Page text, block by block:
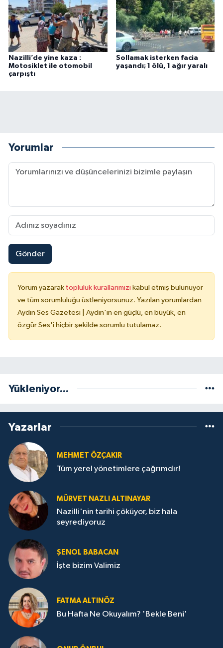
Nazilli’de yine kaza :
Motosiklet ile otomobil
çarpıştı
Sollamak isterken facia
yaşandı; 1 ölü, 1 ağır yaralı
Yorumlar
Gönder
Yorum yazarak topluluk kurallarımızı kabul etmiş bulunuyor
ve tüm sorumluluğu üstleniyorsunuz. Yazılan yorumlardan
Aydın Ses Gazetesi | Aydın'ın en güçlü, en büyük, en
özgür Ses'i hiçbir şekilde sorumlu tutulamaz.
Yükleniyor...
Yazarlar
MEHMET ÖZÇAKIR
Tüm yerel yönetimlere çağrımdır!
MÜRVET NAZLI ALTINAYAR
Nazilli'nin tarihi çöküyor, biz hala
seyrediyoruz
ŞENOL BABACAN
İşte bizim Valimiz
FATMA ALTINÖZ
Bu Hafta Ne Okuyalım? 'Bekle Beni'